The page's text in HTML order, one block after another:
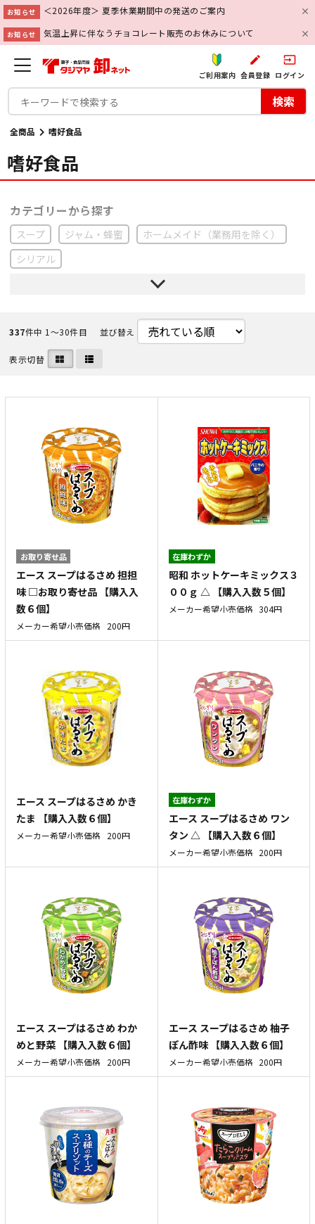
お知らせ ＜2026年度＞ 夏季休業期間中の発送のご案内
お知らせ 気温上昇に伴なうチョコレート販売のお休みについて
ご利用案内
create
会員登録
input
ログイン
検索
全商品 嗜好食品
嗜好食品
スープ ジャム・蜂蜜
ホームメイド（業務用を除く）
シリアル
337件中 1〜30件目 並び替え
表示切替
お取り寄せ品
エース スープはるさめ 担担
味 □お取り寄せ品 【購入入
数６個】
メーカー希望小売価格 200円
在庫わずか
昭和 ホットケーキミックス３
００ｇ △ 【購入入数５個】
メーカー希望小売価格 304円
エース スープはるさめ かき
たま 【購入入数６個】
メーカー希望小売価格 200円
在庫わずか
エース スープはるさめ ワン
タン △ 【購入入数６個】
メーカー希望小売価格 200円
エース スープはるさめ わか
めと野菜 【購入入数６個】
メーカー希望小売価格 200円
エース スープはるさめ 柚子
ぽん酢味 【購入入数６個】
メーカー希望小売価格 200円